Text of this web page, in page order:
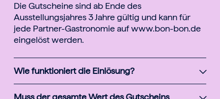
Die Gutscheine sind ab Ende des
Ausstellungsjahres 3 Jahre gültig und kann für
jede Partner-Gastronomie auf www.bon-bon.de
eingelöst werden.
Wie funktioniert die Einlösung?
Muss der gesamte Wert des Gutscheins